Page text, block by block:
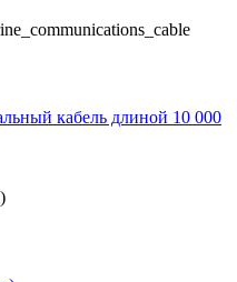
кабель длиной 10 000